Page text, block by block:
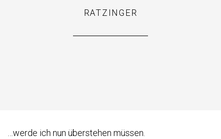
RATZINGER
…werde ich nun überstehen müssen.